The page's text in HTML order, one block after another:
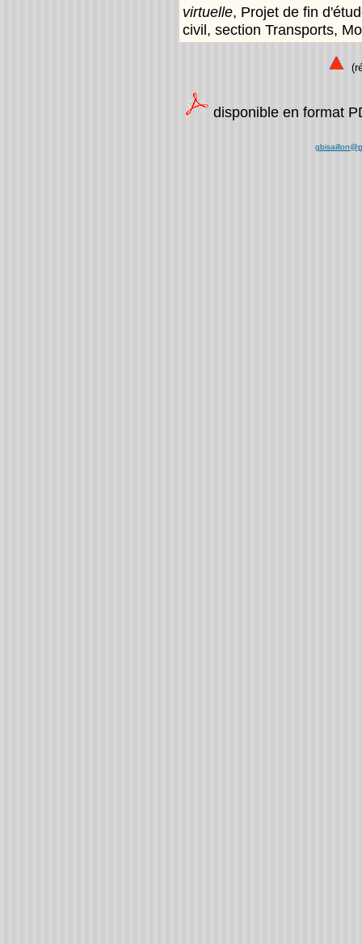
virtuelle, Projet de fin
civil, section Transports,
disponible en format